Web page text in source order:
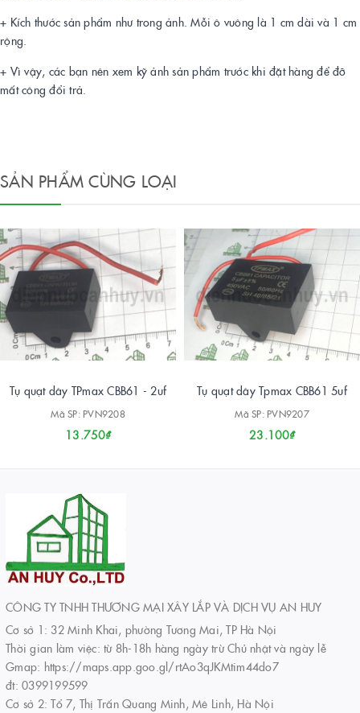
+ Kích thước sản phẩm như trong ảnh. Mỗi ô vuông là 1 cm dài và 1 cm
rộng.
+ Vì vậy, các bạn nên xem kỹ ảnh sản phẩm trước khi đặt hàng để đỡ
mất công đổi trả.
SẢN PHẨM CÙNG LOẠI
Tụ quạt dây TPmax CBB61 - 2uf
Mã SP: PVN9208
13.750₫
Tụ quạt dây Tpmax CBB61 5uf
Mã SP: PVN9207
23.100₫
CÔNG TY TNHH THƯƠNG MẠI XÂY LẮP VÀ DỊCH VỤ AN HUY
Cơ sở 1: 32 Minh Khai, phường Tương Mai, TP Hà Nội
Thời gian làm việc: từ 8h-18h hàng ngày trừ Chủ nhật và ngày lễ
Gmap: https://maps.app.goo.gl/rtAo3qJKMtim44do7
đt: 0399199599
Cơ sở 2: Tổ 7, Thị Trấn Quang Minh, Mê Linh, Hà Nội